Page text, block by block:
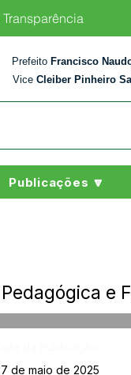
Transparência
Prefeito Francisco
Vice Cleiber Pinheiro
Publicações 🔽
e
de maio de 2025